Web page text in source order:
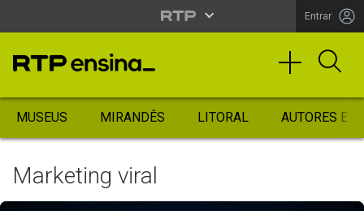
Entrar
MUSEUS MIRANDÊS LITORAL AUTORES
Marketing viral